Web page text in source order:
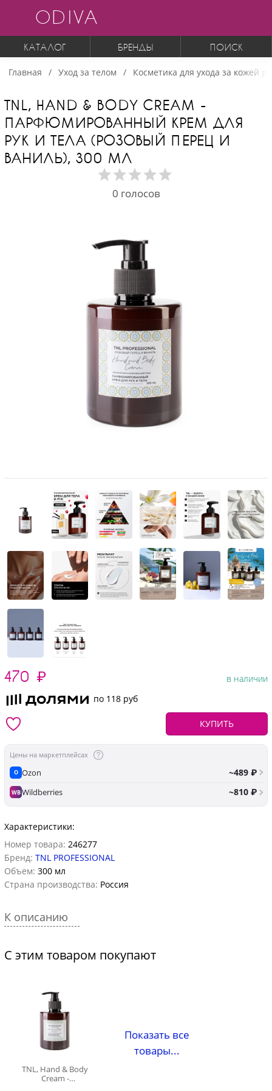
ODIVA
КАТАЛОГ БРЕНДЫ ПОИСК
Главная Уход за телом Косметика для ухода за кожей
TNL, HAND & BODY CREAM -
ПАРФЮМИРОВАННЫЙ КРЕМ ДЛЯ
РУК И ТЕЛА (РОЗОВЫЙ ПЕРЕЦ И
ВАНИЛЬ), 300 МЛ
0 голосов
470 ₽
в наличии
по 118 руб
КУПИТЬ
Цены на маркетплейсах
O Ozon ~489 ₽
WBWildberries ~810 ₽
Характеристики:
Номер товара: 246277
Бренд: TNL PROFESSIONAL
Объем: 300 мл
Страна производства: Россия
К описанию
С этим товаром покупают
TNL, Hand & Body
Cream -
Показать все
товары...